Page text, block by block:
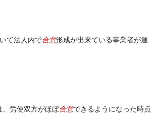
て法人内で合意形成が出来ている事業者が運
、労使双方がほぼ合意できるようになった時点